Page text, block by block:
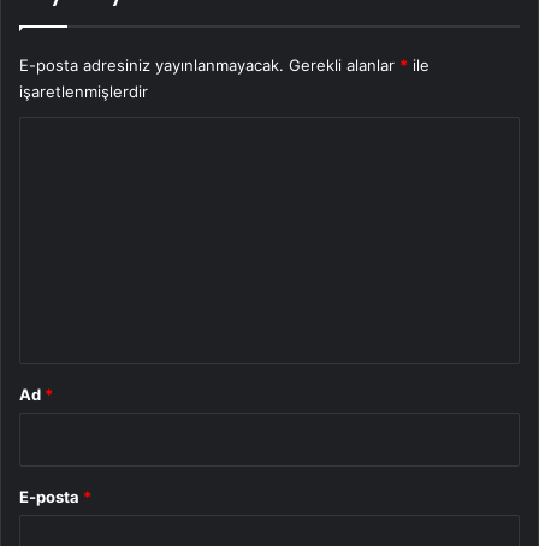
E-posta adresiniz yayınlanmayacak. Gerekli alanlar * ile
işaretlenmişlerdir
Ad *
E-posta *